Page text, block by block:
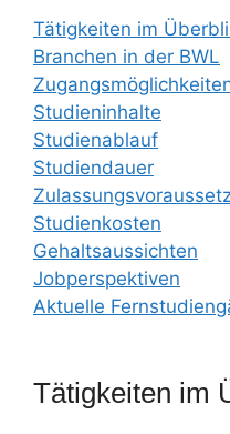
Tätigkeiten im
Branchen in der BWL
Studieninhalte
Studienablauf
Studiendauer
Studienkosten
Gehaltsaussichten
Jobperspektiven
Aktuelle
Tätigkeiten im